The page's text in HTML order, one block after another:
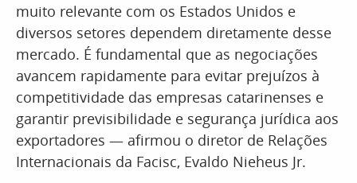
muito relevante com os Estados Unidos e
diversos setores dependem diretamente desse
mercado. É fundamental que as negociações
avancem rapidamente para evitar prejuízos à
competitividade das empresas catarinenses e
garantir previsibilidade e segurança jurídica aos
exportadores — afirmou o diretor de Relações
Internacionais da Facisc, Evaldo Nieheus Jr.